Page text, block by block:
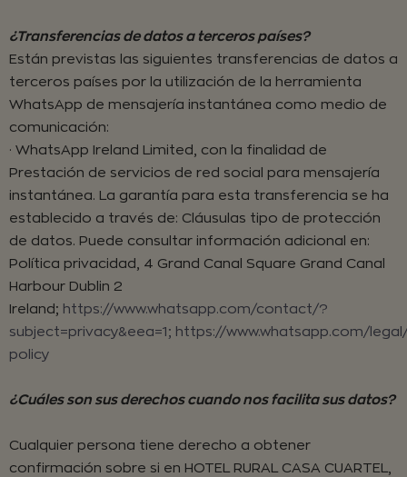
¿Transferencias de datos a terceros países?
Están previstas las siguientes transferencias de datos a
terceros países por la utilización de la herramienta
WhatsApp de mensajería instantánea como medio de
comunicación:
· WhatsApp Ireland Limited, con la finalidad de
Prestación de servicios de red social para mensajería
instantánea. La garantía para esta transferencia se ha
establecido a través de: Cláusulas tipo de protección
de datos. Puede consultar información adicional en:
Política privacidad, 4 Grand Canal Square Grand Canal
Harbour Dublin 2
Ireland; https://www.whatsapp.com/contact/?
subject=privacy&eea=1; https://www.whatsapp.com/
policy
¿Cuáles son sus derechos cuando nos facilita sus datos?
Cualquier persona tiene derecho a obtener
confirmación sobre si en HOTEL RURAL CASA CUARTEL,